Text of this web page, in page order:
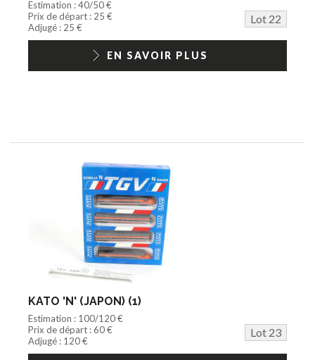
Estimation : 40/50 €
Prix de départ : 25 €
Lot 22
Adjugé : 25 €
EN SAVOIR PLUS
KATO 'N' (JAPON) (1)
Estimation : 100/120 €
Prix de départ : 60 €
Lot 23
Adjugé : 120 €